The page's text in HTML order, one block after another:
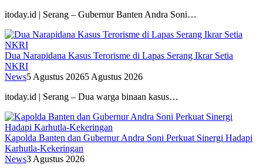
itoday.id | Serang – Gubernur Banten Andra Soni…
Dua Narapidana Kasus Terorisme di Lapas Serang Ikrar Setia
NKRI
News5 Agustus 20265 Agustus 2026
itoday.id | Serang – Dua warga binaan kasus…
Kapolda Banten dan Gubernur Andra Soni Perkuat Sinergi Hadapi
Karhutla-Kekeringan
News3 Agustus 2026